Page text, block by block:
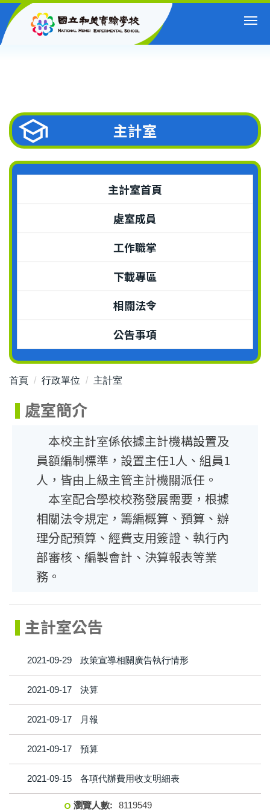
跳
到
主計室
主計室首頁
處室成員
工作職掌
下載專區
相關法令
公告事項
首頁 行政單位 主計室
處室簡介
本校主計室係依據主計機構設置及
員額編制標準，設置主任1人、組員1
人，皆由上級主管主計機關派任。
本室配合學校校務發展需要，根據
相關法令規定，籌編概算、預算、辦
理分配預算、經費支用簽證、執行內
部審核、編製會計、決算報表等業
務。
主計室公告
2021-09-29 政策宣導相關廣告執行情形
2021-09-17 決算
2021-09-17 月報
2021-09-17 預算
2021-09-15 各項代辦費用收支明細表
8119549